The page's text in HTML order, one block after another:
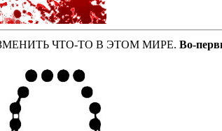
ИЗМЕНИТЬ ЧТО-ТО В ЭТОМ МИРЕ. Во-